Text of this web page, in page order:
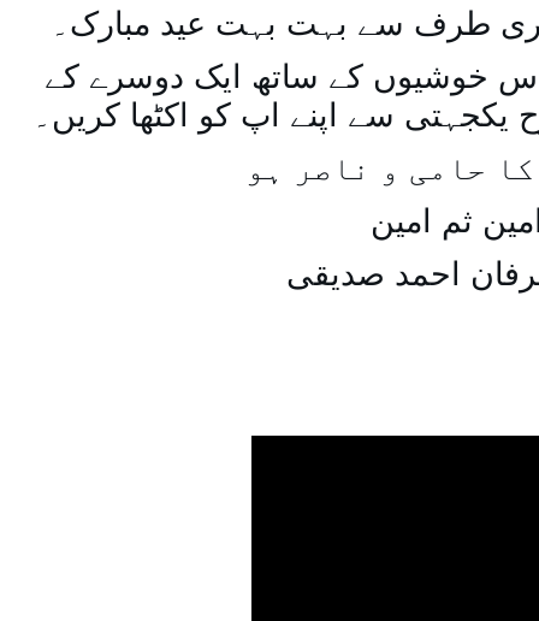
طرف سے بہت بہت عید مبارک۔
خوشیوں کے ساتھ ایک دوسرے کے
سے اپنے اپ کو اکٹھا کریں۔
حامی و ناصر ہو
ثم امین
احمد صدیقی